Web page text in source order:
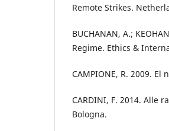
Remote Strikes.
BUCHANAN, A.;
Regime. Ethics &
CAMPIONE, R. 2009.
CARDINI, F. 2014. Alle
Bologna.